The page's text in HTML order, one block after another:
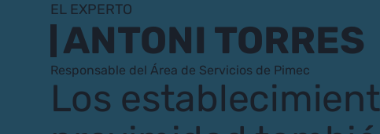
EL EXPERTO
ANTONI TORRES
Responsable del Área de Servicios de Pimec
Los